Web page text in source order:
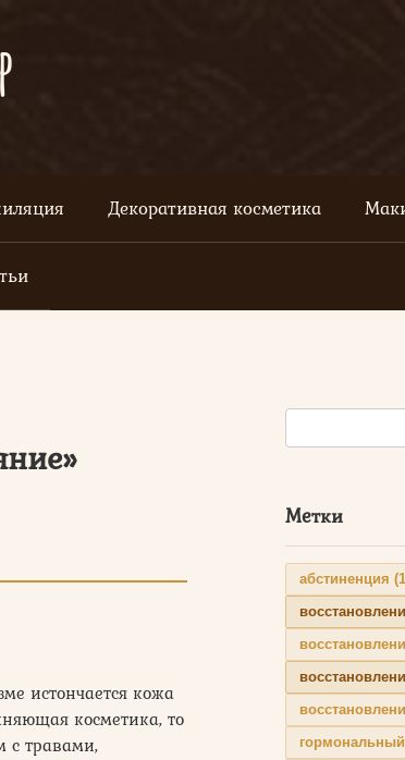
Декоративная косметика
истончается кожа
косметика, то
с травами,
Поиск:
Метки
абстиненция